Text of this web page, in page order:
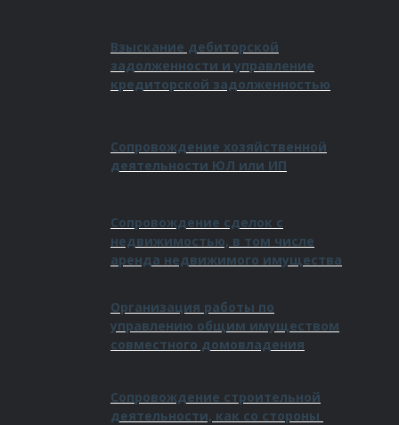
Сопровождение строительной
деятельности, как со стороны
Организация работы по
управлению общим имуществом
совместного домовладения
Сопровождение сделок с
недвижимостью, в том числе
аренда недвижимого имущества
Сопровождение хозяйственной
деятельности ЮЛ или ИП
Взыскание дебиторской
задолженности и управление
кредиторской задолженностью